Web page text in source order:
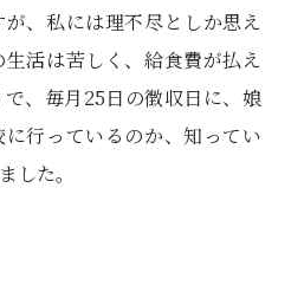
、私には理不尽としか思え
活は苦しく、給食費が払え
、毎月25日の徴収日に、娘
行っているのか、知ってい
した。